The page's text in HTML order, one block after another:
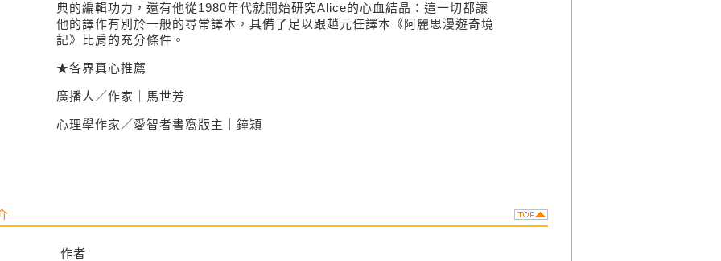
典的編輯功力，還有他從1980年代就開始研究Alice的心血結晶：這一切都讓
他的譯作有別於一般的尋常譯本，具備了足以跟趙元任譯本《阿麗思漫遊奇境
記》比肩的充分條件。
★各界真心推薦
廣播人／作家｜馬世芳
心理學作家／愛智者書窩版主｜鐘穎
作者